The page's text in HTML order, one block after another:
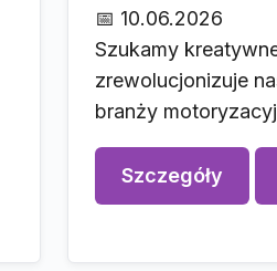
📅 10.06.2026
Szukamy
zrewolucjonizuje
branży
Szczegóły